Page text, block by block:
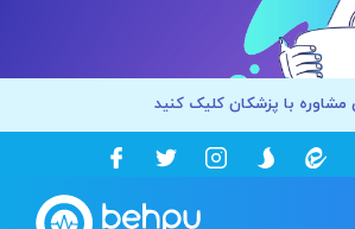
مشاوره با پزشکان کلیک کنید